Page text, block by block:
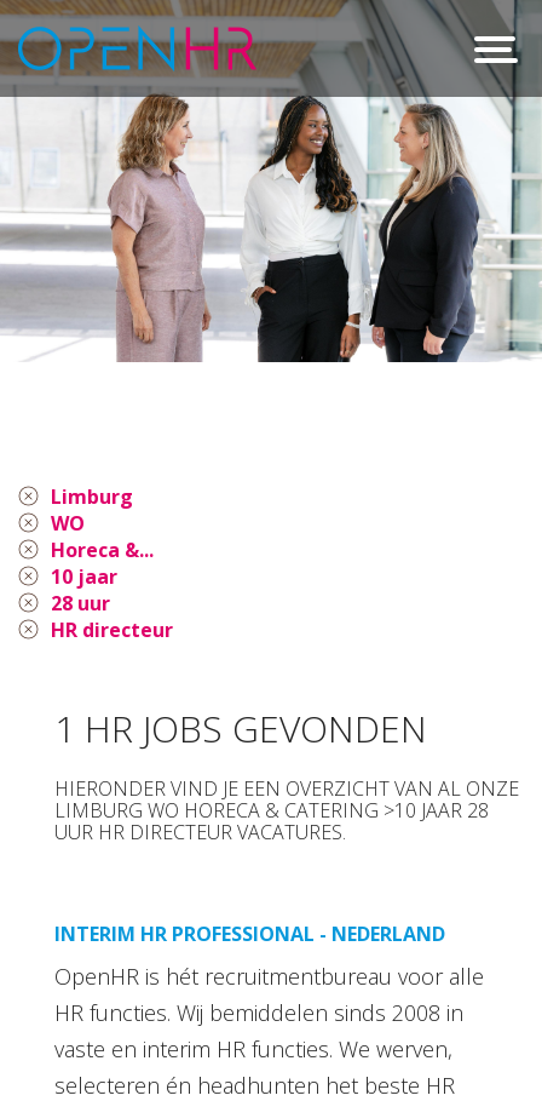
Limburg
WO
Horeca &...
10 jaar
28 uur
HR directeur
1 HR JOBS GEVONDEN
HIERONDER VIND JE EEN OVERZICHT VAN AL ONZE
LIMBURG WO HORECA & CATERING >10 JAAR 28
UUR HR DIRECTEUR VACATURES.
INTERIM HR PROFESSIONAL - NEDERLAND
OpenHR is hét recruitmentbureau voor alle
HR functies. Wij bemiddelen sinds 2008 in
vaste en interim HR functies. We werven,
selecteren én headhunten het beste HR